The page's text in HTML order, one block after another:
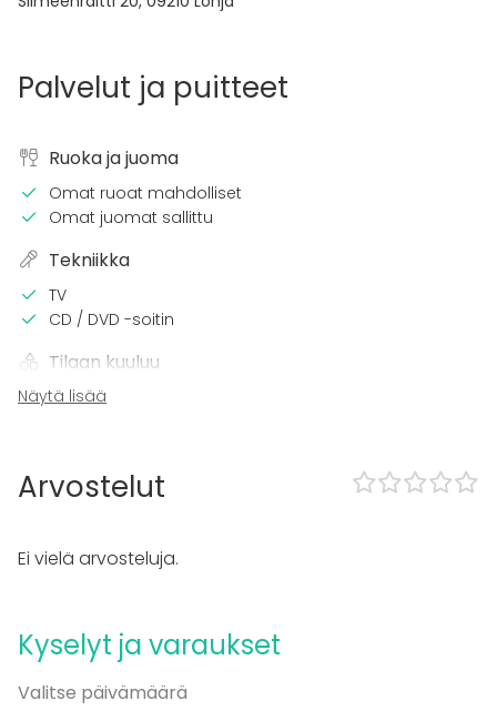
Palvelut ja puitteet
Ruoka ja juoma
Omat ruoat mahdolliset
Omat juomat sallittu
Tekniikka
TV
CD / DVD -soitin
Tilaan kuuluu
Piha
Keittiö asiakkaan käytössä
Illallinen / lounas
Seminaari / konferenssi
Näytä lisää
Arvostelut
Ei vielä arvosteluja.
Kyselyt ja varaukset
Valitse päivämäärä